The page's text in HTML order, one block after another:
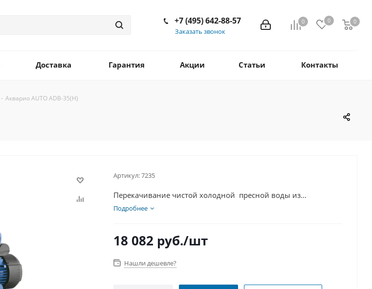
0 0 0
+7 (495) 642-88-57
Заказать звонок
Доставка Гарантия Акции Статьи Контакты
- Акварио AUTO ADB-35(H)
Артикул:7235
Перекачивание чистой холодной пресной воды из...
Подробнее
18 082 руб./шт
Нашли дешевле?